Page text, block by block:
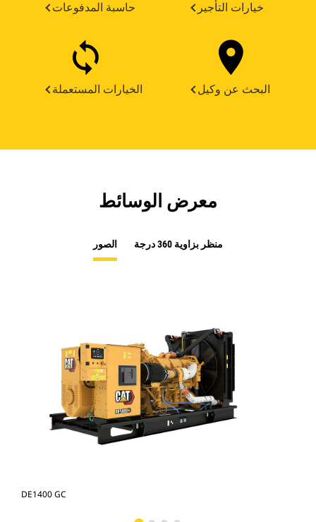
حاسبة المدفوعات خيارات التأجير
الخيارات المستعملة البحث عن وكيل
معرض الوسائط
الصور منظر بزاوية 360 درجة
DE1400 GC